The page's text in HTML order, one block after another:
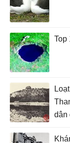
Top
dân